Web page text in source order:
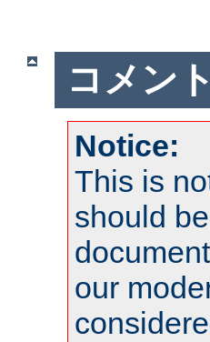
コメント
Notice:
This is
should
our